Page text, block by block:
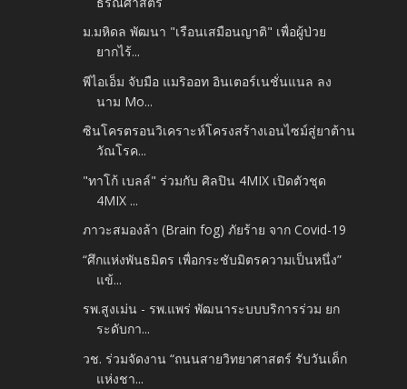
ม.มหิดล พัฒนา "เรือนเสมือนญาติ" เพื่อผู้ป่วย
ยากไร้...
พีไอเอ็ม จับมือ แมริออท อินเตอร์เนชั่นแนล ลง
นาม Mo...
ซินโครตรอนวิเคราะห์โครงสร้างเอนไซม์สู่ยาต้าน
วัณโรค...
"ทาโก้ เบลล์" ร่วมกับ ศิลปิน 4MIX เปิดตัวชุด
4MIX ...
ภาวะสมองล้า (Brain fog) ภัยร้าย จาก Covid-19
“ศึกแห่งพันธมิตร เพื่อกระชับมิตรความเป็นหนึ่ง”
แข้...
รพ.สูงเม่น - รพ.แพร่ พัฒนาระบบบริการร่วม ยก
ระดับกา...
วช. ร่วมจัดงาน “ถนนสายวิทยาศาสตร์ รับวันเด็ก
แห่งชา...